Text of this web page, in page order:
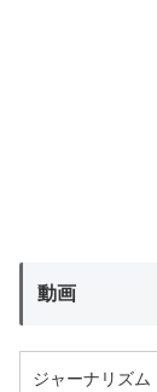
動画
ジャーナリズム